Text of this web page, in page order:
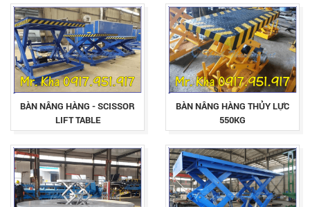
BÀN NÂNG HÀNG - SCISSOR
LIFT TABLE
BÀN NÂNG HÀNG THỦY LỰC
550KG